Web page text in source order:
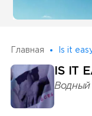
Главная Is it
IS IT
Водный